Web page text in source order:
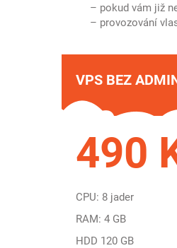
– pokud vám již
– provozování
VPS BEZ
490
CPU: 8 jader
RAM: 4 GB
HDD 120 GB